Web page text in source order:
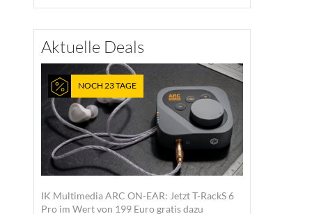
Aktuelle Deals
NOCH 23 TAGE
IK Multimedia ARC ON-EAR: Jetzt T-RackS 6
Pro im Wert von 199 Euro gratis dazu